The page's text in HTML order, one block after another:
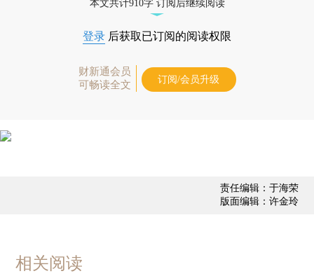
本文共计910字 订阅后继续阅读
登录 后获取已订阅的阅读权限
财新通会员
可畅读全文
订阅/会员升级
责任编辑：于海荣
版面编辑：许金玲
相关阅读